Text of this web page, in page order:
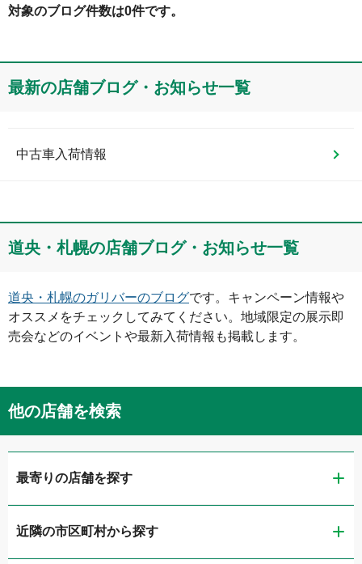
対象のブログ件数は0件です。
最新の店舗ブログ・お知らせ一覧
中古車入荷情報
道央・札幌の店舗ブログ・お知らせ一覧
道央・札幌のガリバーのブログです。キャンペーン情報や
オススメをチェックしてみてください。地域限定の展示即
売会などのイベントや最新入荷情報も掲載します。
他の店舗を検索
最寄りの店舗を探す
ガリバー札幌石山通店
近隣の市区町村から探す